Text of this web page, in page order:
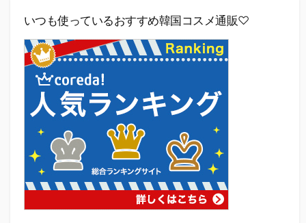
いつも使っているおすすめ韓国コスメ通販♡